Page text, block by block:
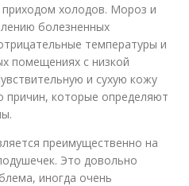
приходом холодов. Мороз и
болезненных
температуры и
помещениях с низкой
и сухую кожу
причин, которые определяют
преимущественно на
Это довольно
иногда очень